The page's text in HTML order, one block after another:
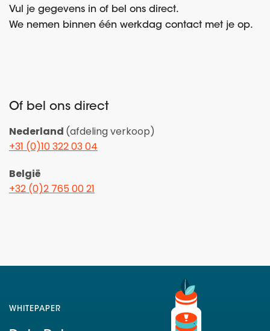
Vul je gegevens in of bel ons direct.
We nemen binnen één werkdag contact met je op.
Of bel ons direct
Nederland (afdeling verkoop)
+31 (0)10 322 03 04
België
+32 (0)2 765 00 21
WHITEPAPER